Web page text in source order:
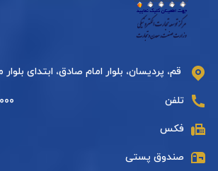
قم، پردیسان، بلوار امام صادق، ابتدای
تلفن
فکس
صندوق پستی